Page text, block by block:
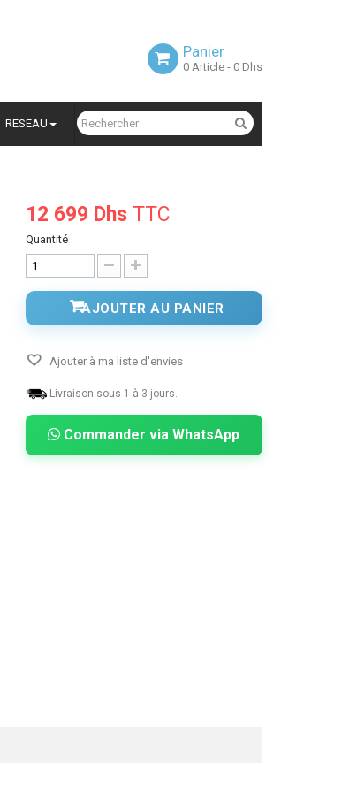
Panier
0 Article - 0 Dhs
RESEAU
12 699 Dhs TTC
Quantité
AJOUTER AU PANIER
Ajouter à ma liste d'envies
Livraison sous 1 à 3 jours.
Commander via WhatsApp